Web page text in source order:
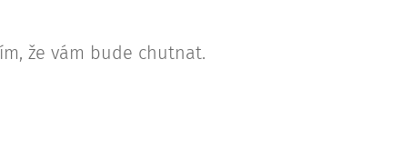
že vám bude chutnat.